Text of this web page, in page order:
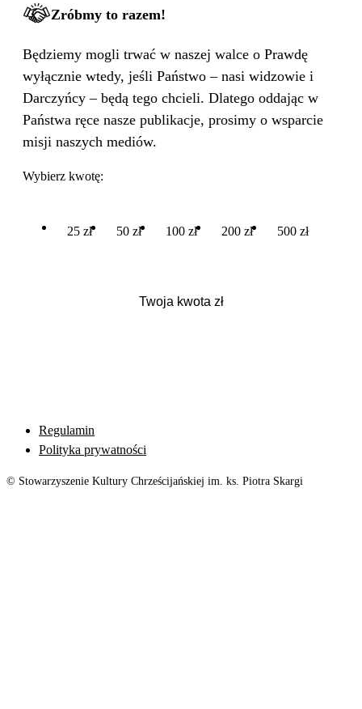
Zróbmy to razem!
Będziemy mogli trwać w naszej walce o Prawdę
wyłącznie wtedy, jeśli Państwo – nasi widzowie i
Darczyńcy – będą tego chcieli. Dlatego oddając w
Państwa ręce nasze publikacje, prosimy o wsparcie
misji naszych mediów.
Wybierz kwotę:
25 zł 50 zł 100 zł 200 zł 500 zł
Regulamin
Polityka prywatności
© Stowarzyszenie Kultury Chrześcijańskiej im. ks. Piotra Skargi